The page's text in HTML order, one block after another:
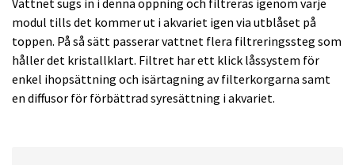
Vattnet sugs in i denna öppning och filtreras igenom varje
modul tills det kommer ut i akvariet igen via utblåset på
toppen. På så sätt passerar vattnet flera filtreringssteg som
håller det kristallklart. Filtret har ett klick låssystem för
enkel ihopsättning och isärtagning av filterkorgarna samt
en diffusor för förbättrad syresättning i akvariet.